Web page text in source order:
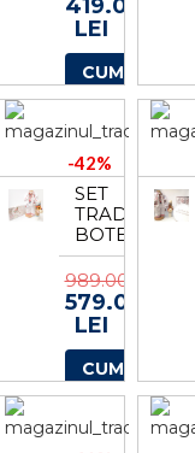
419.00
LEI
CUMPARA
-42%
SET
TRADITIONAL
BOTEZ
-
COSTUMAS
BAIETEL
TRUSOU
LUMANARE
3
989.00
579.00
LEI
CUMPARA